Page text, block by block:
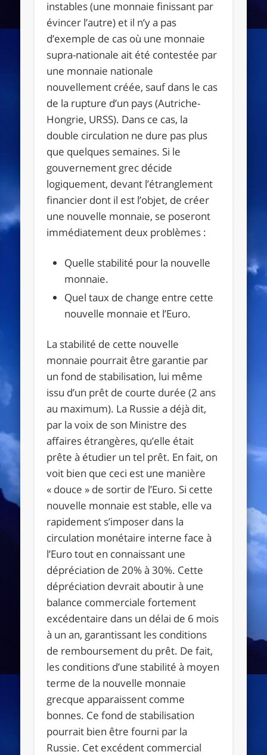
instables (une monnaie finissant par
évincer l’autre) et il n’y a pas
d’exemple de cas où une monnaie
supra-nationale ait été contestée par
une monnaie nationale
nouvellement créée, sauf dans le cas
de la rupture d’un pays (Autriche-
Hongrie, URSS). Dans ce cas, la
double circulation ne dure pas plus
que quelques semaines. Si le
gouvernement grec décide
logiquement, devant l’étranglement
financier dont il est l’objet, de créer
une nouvelle monnaie, se poseront
immédiatement deux problèmes :
Quelle stabilité pour la nouvelle
monnaie.
Quel taux de change entre cette
nouvelle monnaie et l’Euro.
La stabilité de cette nouvelle
monnaie pourrait être garantie par
un fond de stabilisation, lui même
issu d’un prêt de courte durée (2 ans
au maximum). La Russie a déjà dit,
par la voix de son Ministre des
affaires étrangères, qu’elle était
prête à étudier un tel prêt. En fait, on
voit bien que ceci est une manière
« douce » de sortir de l’Euro. Si cette
nouvelle monnaie est stable, elle va
rapidement s’imposer dans la
circulation monétaire interne face à
l’Euro tout en connaissant une
dépréciation de 20% à 30%. Cette
dépréciation devrait aboutir à une
balance commerciale fortement
excédentaire dans un délai de 6 mois
à un an, garantissant les conditions
de remboursement du prêt. De fait,
les conditions d’une stabilité à moyen
terme de la nouvelle monnaie
grecque apparaissent comme
bonnes. Ce fond de stabilisation
pourrait bien être fourni par la
Russie. Cet excédent commercial